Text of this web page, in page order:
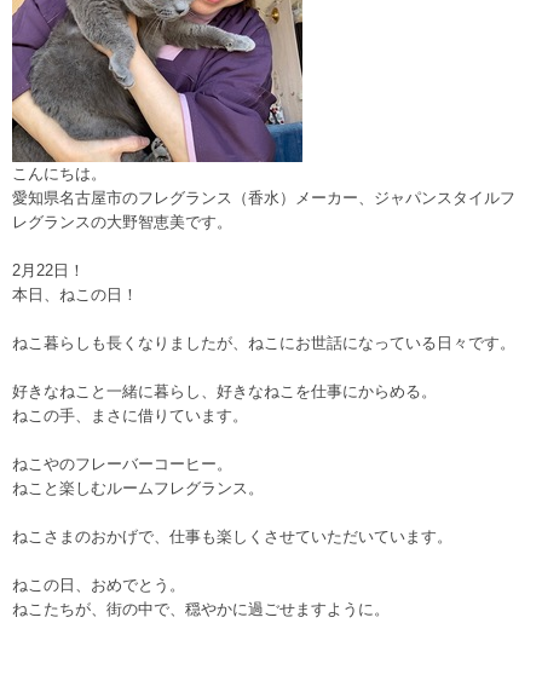
こんにちは。
愛知県名古屋市のフレグランス（香水）メーカー、ジャパンスタイルフ
レグランスの大野智恵美です。
2月22日！
本日、ねこの日！
ねこ暮らしも長くなりましたが、ねこにお世話になっている日々です。
好きなねこと一緒に暮らし、好きなねこを仕事にからめる。
ねこの手、まさに借りています。
ねこやのフレーバーコーヒー。
ねこと楽しむルームフレグランス。
ねこさまのおかげで、仕事も楽しくさせていただいています。
ねこの日、おめでとう。
ねこたちが、街の中で、穏やかに過ごせますように。